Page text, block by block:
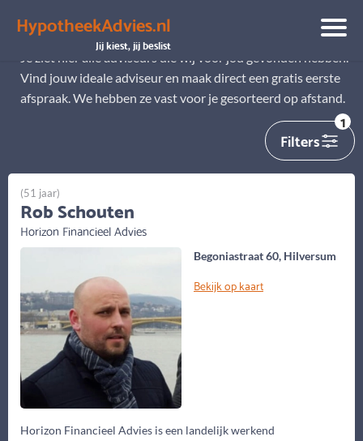
HypotheekAdvies.nl
Jij kiest, jij beslist
Alle adviseurs
Je ziet hier alle adviseurs die wij voor jou gevonden hebben.
Vind jouw ideale adviseur en maak direct een gratis eerste
afspraak. We hebben ze vast voor je gesorteerd op afstand.
Filters
1
Begoniastraat 60, Hilversum
Bekijk op kaart
Horizon Financieel Advies is een landelijk werkend
(51 jaar)
Rob Schouten
Horizon Financieel Advies